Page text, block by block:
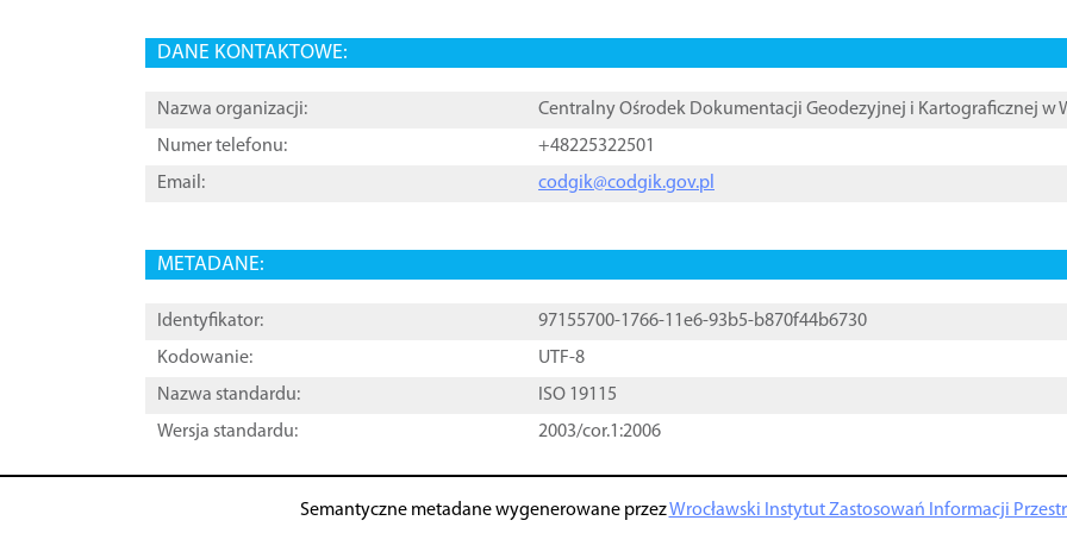
DANE KONTAKTOWE:
Nazwa organizacji:
Centralny Ośrodek Dokumentacji Geodezyjnej i Kartograficznej w
Numer telefonu:
+48225322501
Email:
codgik@codgik.gov.pl
METADANE:
Identyfikator:
97155700-1766-11e6-93b5-b870f44b6730
Kodowanie:
UTF-8
Nazwa standardu:
ISO 19115
Wersja standardu:
2003/cor.1:2006
Semantyczne metadane wygenerowane przezWrocławski Instytut Zastosowań Informacji